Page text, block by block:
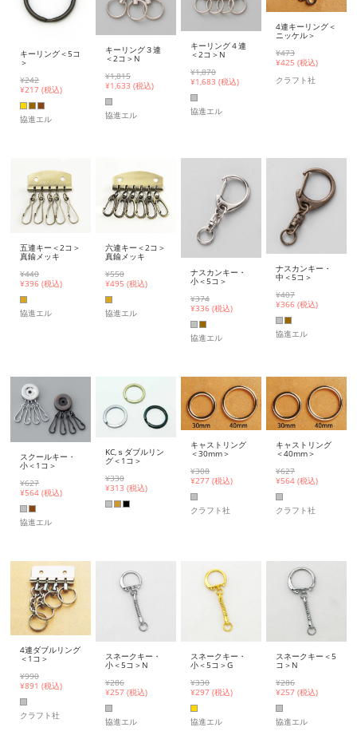
キーリング＜5コ
＞
¥242
¥217 (税込)
協進エル
キーリング３連
＜2コ＞N
¥1,815
¥1,633 (税込)
協進エル
キーリング４連
＜2コ＞N
¥1,870
¥1,683 (税込)
協進エル
4連キーリング＜
ニッケル＞
¥473
¥425 (税込)
クラフト社
五連キー＜2コ＞
真鍮メッキ
¥440
¥396 (税込)
協進エル
六連キー＜2コ＞
真鍮メッキ
¥550
¥495 (税込)
協進エル
ナスカンキー・
小＜5コ＞
¥374
¥336 (税込)
協進エル
ナスカンキー・
中＜5コ＞
¥407
¥366 (税込)
協進エル
スクールキー・
小＜1コ＞
¥627
¥564 (税込)
協進エル
KC,ｓダブルリン
グ＜1コ＞
¥330
¥313 (税込)
キャストリング
＜30mm＞
¥308
¥277 (税込)
クラフト社
キャストリング
＜40mm＞
¥627
¥564 (税込)
クラフト社
4連ダブルリング
＜1コ＞
¥990
¥891 (税込)
クラフト社
スネークキー・
小＜5コ＞N
¥286
¥257 (税込)
協進エル
スネークキー・
小＜5コ＞G
¥330
¥297 (税込)
協進エル
スネークキー＜5
コ＞N
¥286
¥257 (税込)
協進エル